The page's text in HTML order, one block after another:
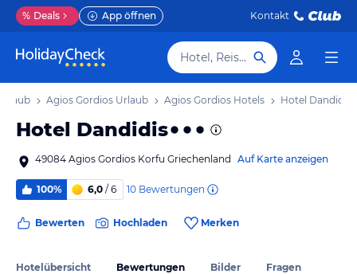
% Deals App öffnen Kontakt
Hotel, Reiseziel
Agios Gordios Urlaub Agios Gordios Hotels Hotel Dandidis
Hotel Dandidis
49084 Agios Gordios Korfu Griechenland Auf Karte anzeigen
100% 6,0 / 6 10 Bewertungen
Bewerten Hochladen Merken
Hotelübersicht Bewertungen Bilder Fragen